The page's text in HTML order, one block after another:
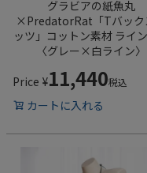
グラビアの紙魚丸
×PredatorRat「Tバック
ッツ」コットン素材 ライ
〈グレー×白ライン〉
Price ¥11,440税込
カートに入れる